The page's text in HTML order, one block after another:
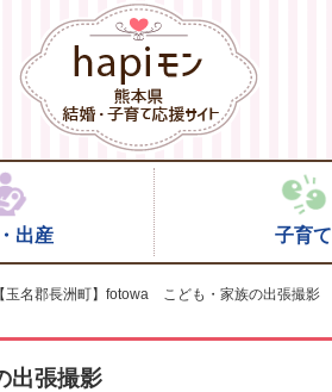
出産 子育て
名郡長洲町】fotowa こども・家族の出張撮影
出張撮影